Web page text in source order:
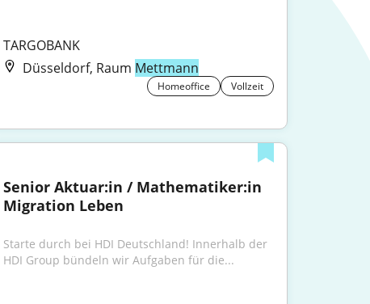
TARGOBANK
Düsseldorf, Raum Mettmann
Homeoffice Vollzeit
Senior Aktuar:in / Mathematiker:in
Migration Leben
Starte durch bei HDI Deutschland! Innerhalb der
HDI Group bündeln wir Aufgaben für die...